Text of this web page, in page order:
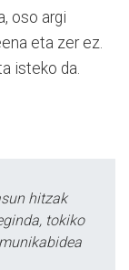
oso argi
eta zer ez.
isteko da.
hitzak
tokiko